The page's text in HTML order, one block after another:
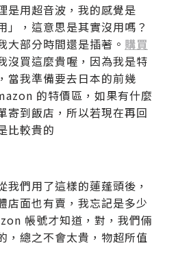
是用超音波，我的感覺是
」，這意思是其實沒用嗎？
大部分時間還是插著。 購買
沒買這麼貴喔，因為我是特
當我準備要去日本的前幾
的特價區，如果有什麼
寄到飯店，所以若現在再回
比較貴的
我們用了這樣的蓮蓬頭後，
店面也有賣，我忘記是多少
帳號才知道，對，我們倆
，總之不會太貴，物超所值